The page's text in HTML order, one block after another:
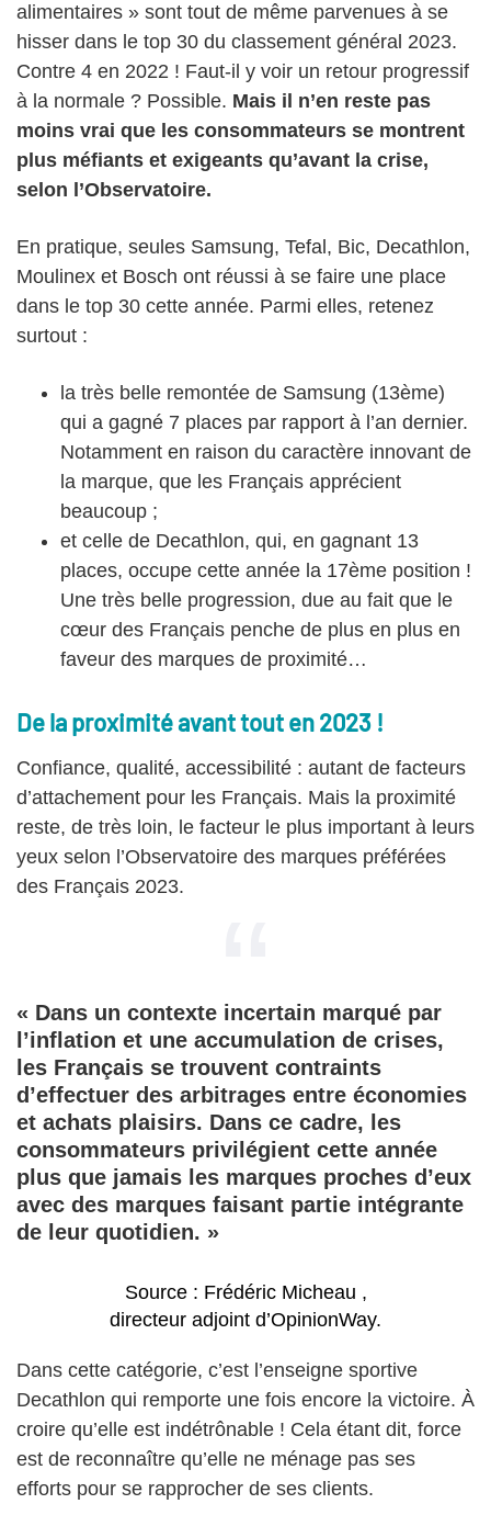
alimentaires » sont tout de même parvenues à se
hisser dans le top 30 du classement général 2023.
Contre 4 en 2022 ! Faut-il y voir un retour progressif
à la normale ? Possible. Mais il n’en reste pas
moins vrai que les consommateurs se montrent
plus méfiants et exigeants qu’avant la crise,
selon l’Observatoire.
En pratique, seules Samsung, Tefal, Bic, Decathlon,
Moulinex et Bosch ont réussi à se faire une place
dans le top 30 cette année. Parmi elles, retenez
surtout :
la très belle remontée de Samsung (13ème)
qui a gagné 7 places par rapport à l’an dernier.
Notamment en raison du caractère innovant de
la marque, que les Français apprécient
beaucoup ;
et celle de Decathlon, qui, en gagnant 13
places, occupe cette année la 17ème position !
Une très belle progression, due au fait que le
cœur des Français penche de plus en plus en
faveur des marques de proximité…
De la proximité avant tout en 2023 !
Confiance, qualité, accessibilité : autant de facteurs
d’attachement pour les Français. Mais la proximité
reste, de très loin, le facteur le plus important à leurs
yeux selon l’Observatoire des marques préférées
des Français 2023.
« Dans un contexte incertain marqué par
l’inflation et une accumulation de crises,
les Français se trouvent contraints
d’effectuer des arbitrages entre économies
et achats plaisirs. Dans ce cadre, les
consommateurs privilégient cette année
plus que jamais les marques proches d’eux
avec des marques faisant partie intégrante
de leur quotidien. »
Source : Frédéric Micheau ,
directeur adjoint d’OpinionWay.
Dans cette catégorie, c’est l’enseigne sportive
Decathlon qui remporte une fois encore la victoire. À
croire qu’elle est indétrônable ! Cela étant dit, force
est de reconnaître qu’elle ne ménage pas ses
efforts pour se rapprocher de ses clients.